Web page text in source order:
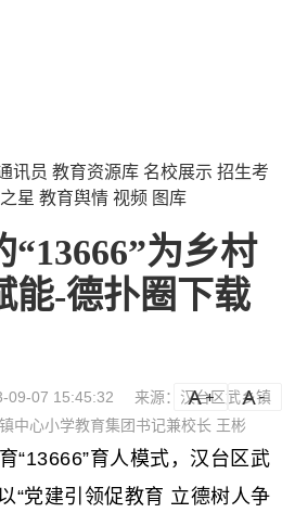
讯员 教育资源库 名校展示 招生考
星 教育舆情 视频 图库
为乡村
能-德扑圈下载
09-07 15:45:32
来源：汉台区武乡镇
中心小学教育集团书记兼校长 王彬
a a-
育人模式，汉台区武
“党建引领促教育 立德树人争